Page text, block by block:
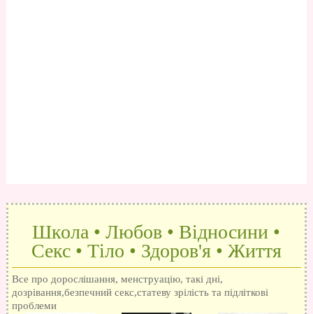
Школа • Любов • Відносини •
Секс • Тіло • Здоров'я • Життя
Все про дорослішання, менструацію, такі дні,
дозрівання,безпечний секс,статеву зрілість та підліткові
проблеми